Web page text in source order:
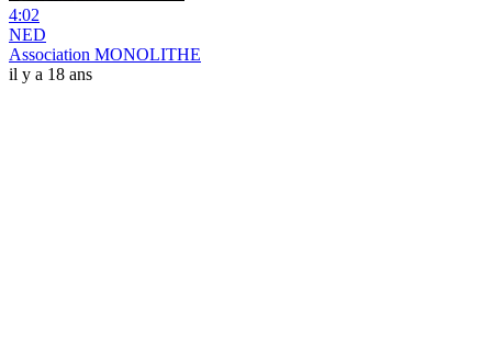
4:02
NED
Association MONOLITHE
il y a 18 ans